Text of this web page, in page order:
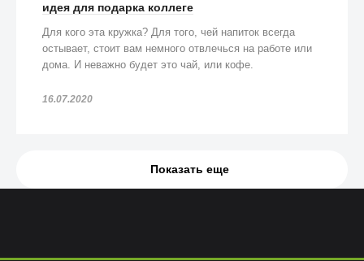
идея для подарка коллеге
Для кого эта кружка? Для того, чей напиток всегда
остывает, стоит вам немного отвлечься на работе или
дома. И неважно будет это чай, или кофе.
16.07.2020
Показать еще